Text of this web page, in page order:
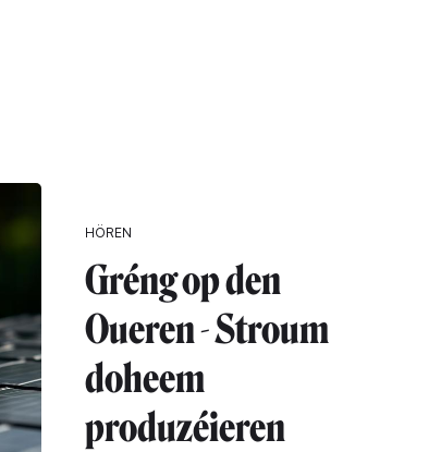
HÖREN
Gréng op den
Oueren - Stroum
doheem
produzéieren